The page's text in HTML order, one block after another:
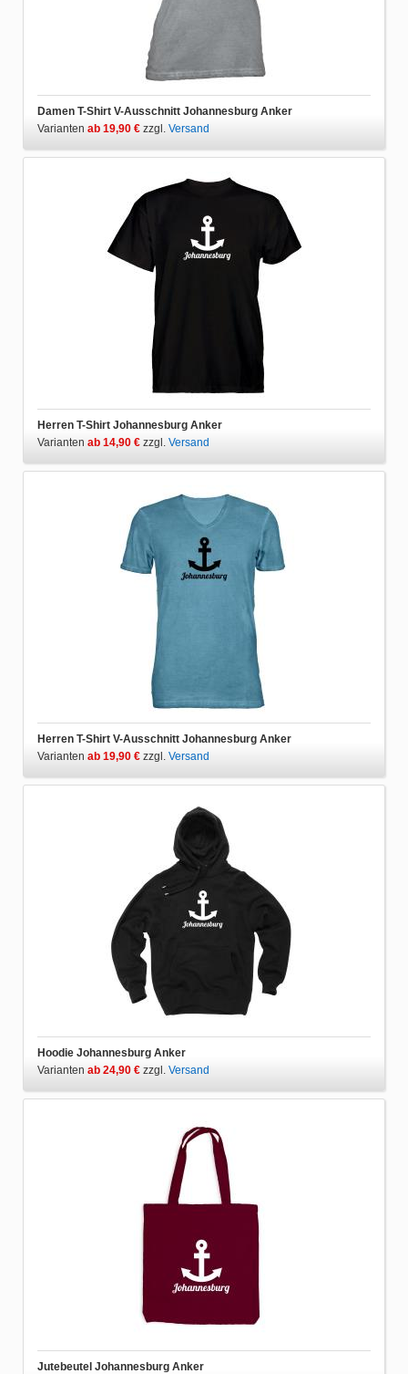
Damen T-Shirt V-Ausschnitt Johannesburg Anker
Varianten ab 19,90 € zzgl. Versand
Herren T-Shirt Johannesburg Anker
Varianten ab 14,90 € zzgl. Versand
Herren T-Shirt V-Ausschnitt Johannesburg Anker
Varianten ab 19,90 € zzgl. Versand
Hoodie Johannesburg Anker
Varianten ab 24,90 € zzgl. Versand
Jutebeutel Johannesburg Anker